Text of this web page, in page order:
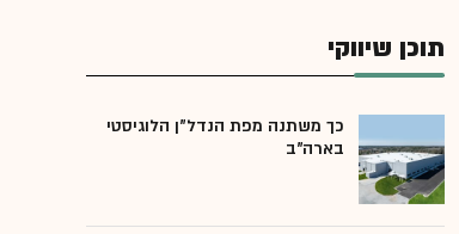
תוכן שיווקי
כך משתנה מפת הנדל"ן הלוגיסטי
בארה"ב